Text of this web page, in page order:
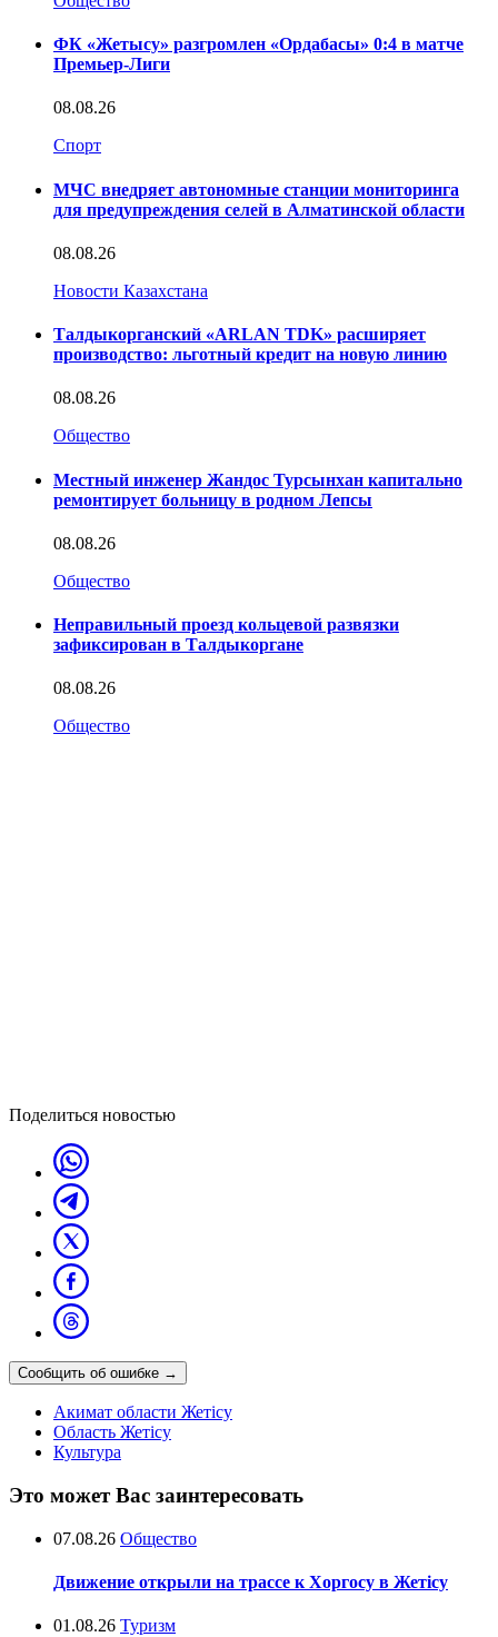
ФК «Жетысу» разгромлен «Ордабасы» 0:4 в матче
Премьер-Лиги
08.08.26
Спорт
МЧС внедряет автономные станции мониторинга
для предупреждения селей в Алматинской области
08.08.26
Новости Казахстана
Талдыкорганский «ARLAN TDK» расширяет
производство: льготный кредит на новую линию
08.08.26
Общество
Местный инженер Жандос Турсынхан капитально
ремонтирует больницу в родном Лепсы
08.08.26
Общество
Неправильный проезд кольцевой развязки
зафиксирован в Талдыкоргане
08.08.26
Общество
Поделиться новостью
Сообщить об ошибке →
Акимат области Жетісу
Область Жетісу
Культура
Это может Вас заинтересовать
07.08.26 Общество
Движение открыли на трассе к Хоргосу в Жетісу
01.08.26 Туризм